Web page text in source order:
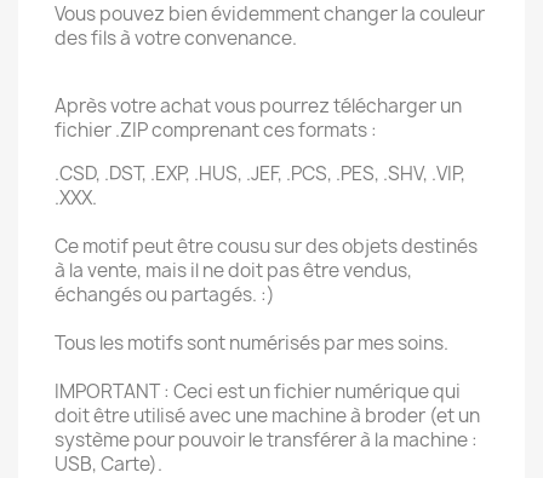
Vous pouvez bien évidemment changer la couleur
des fils à votre convenance.
Après votre achat vous pourrez télécharger un
fichier .ZIP comprenant ces formats :
.CSD, .DST, .EXP, .HUS, .JEF, .PCS, .PES, .SHV, .VIP,
.XXX.
Ce motif peut être cousu sur des objets destinés
à la vente, mais il ne doit pas être vendus,
échangés ou partagés. :)
Tous les motifs sont numérisés par mes soins.
IMPORTANT : Ceci est un fichier numérique qui
doit être utilisé avec une machine à broder (et un
système pour pouvoir le transférer à la machine :
USB, Carte).